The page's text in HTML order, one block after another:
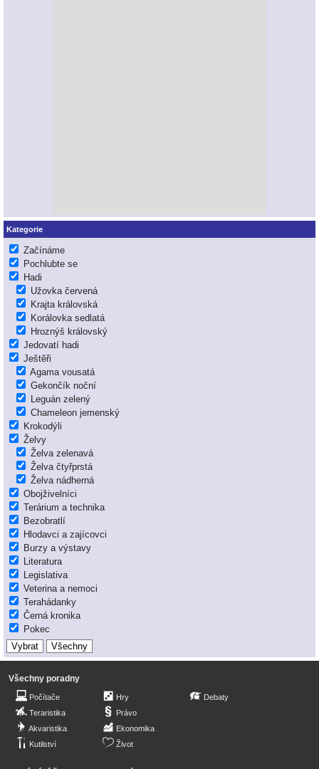
Kategorie
Začínáme
Pochlubte se
Hadi
Užovka červená
Krajta královská
Korálovka sedlatá
Hroznýš královský
Jedovatí hadi
Ještěři
Agama vousatá
Gekončík noční
Leguán zelený
Chameleon jemenský
Krokodýli
Želvy
Želva zelenavá
Želva čtyřprstá
Želva nádherná
Obojživelníci
Terárium a technika
Bezobratlí
Hlodavci a zajícovci
Burzy a výstavy
Literatura
Legislativa
Veterina a nemoci
Terahádanky
Černá kronika
Pokec
Všechny poradny
Počítače
Teraristika
Akvaristika
Kutilství
Hry
Právo
Ekonomika
Život
Debaty